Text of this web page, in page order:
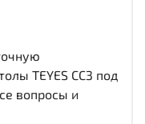
TEYES CC3 под
вопросы и